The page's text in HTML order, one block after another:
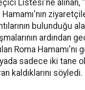
Listesi'ne alınan,
bulunduğu
ardından
Roma Hamamı'nı
sadece iki tane
kaldıklarını söyledi.